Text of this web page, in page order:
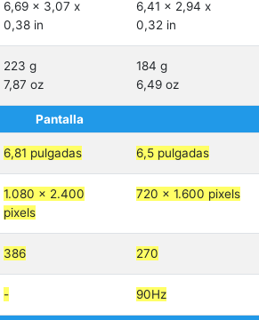
6,69 x 3,07 x
0,38 in
6,41 x 2,94 x
0,32 in
223 g
7,87 oz
184 g
6,49 oz
Pantalla
6,81 pulgadas 6,5 pulgadas
1.080 x 2.400
pixels
720 x 1.600 pixels
386 270
- 90Hz